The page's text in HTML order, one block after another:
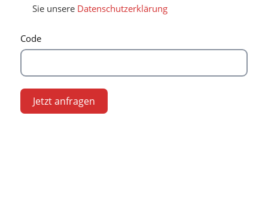
Sie unsere Datenschutzerklärung
Code
Jetzt anfragen